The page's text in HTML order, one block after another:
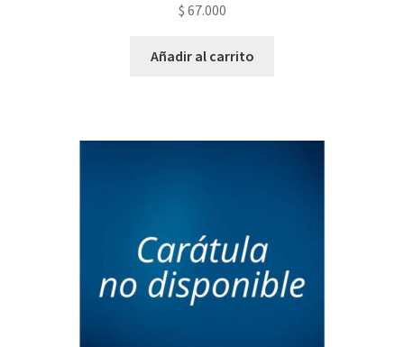
$ 67.000
Añadir al carrito